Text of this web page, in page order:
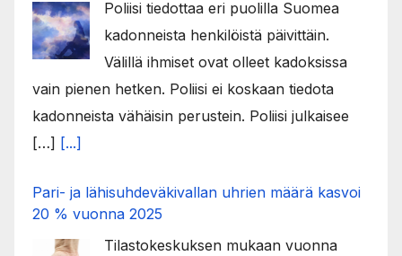
Poliisi tiedottaa eri puolilla Suomea
kadonneista henkilöistä päivittäin.
Välillä ihmiset ovat olleet kadoksissa
vain pienen hetken. Poliisi ei koskaan tiedota
kadonneista vähäisin perustein. Poliisi julkaisee
[…] [...]
Pari- ja lähisuhdeväkivallan uhrien määrä kasvoi
20 % vuonna 2025
Tilastokeskuksen mukaan vuonna